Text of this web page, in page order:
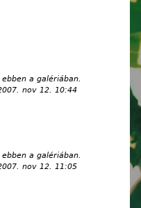
a galériában.
nov 12. 10:44
a galériában.
nov 12. 11:05